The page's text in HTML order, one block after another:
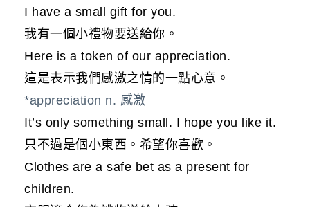
I have a small gift for you.
我有一個小禮物要送給你。
Here is a token of our appreciation.
這是表示我們感激之情的一點心意。
*appreciation n. 感激
It’s only something small. I hope you like it.
只不過是個小東西。希望你喜歡。
Clothes are a safe bet as a present for
children.